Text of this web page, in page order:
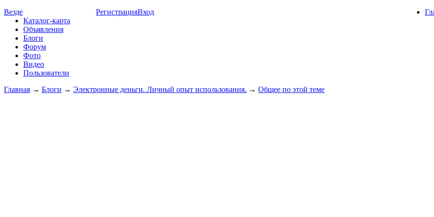
Везде РегистрацияВход
Каталог-карта
Объявления
Блоги
Форум
Фото
Видео
Пользователи
Главная → Блоги → Электронные деньги. Личный опыт использования. → Общее по этой теме